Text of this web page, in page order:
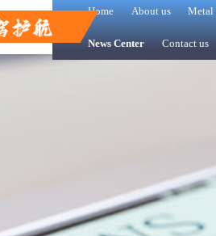
Home About us Metal
News Center Contact us